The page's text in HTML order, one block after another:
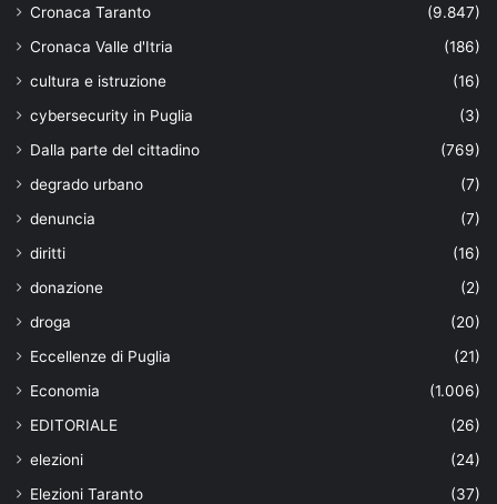
Cronaca Taranto
(9.847)
Cronaca Valle d'Itria
(186)
cultura e istruzione
(16)
cybersecurity in Puglia
(3)
Dalla parte del cittadino
(769)
degrado urbano
(7)
denuncia
(7)
diritti
(16)
donazione
(2)
droga
(20)
Eccellenze di Puglia
(21)
Economia
(1.006)
EDITORIALE
(26)
elezioni
(24)
Elezioni Taranto
(37)